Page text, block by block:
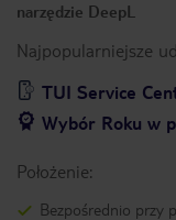
narzędzie DeepL
Najpopularniejsze
TUI Service
Wybór Roku w
Położenie:
Bezpośrednio przy